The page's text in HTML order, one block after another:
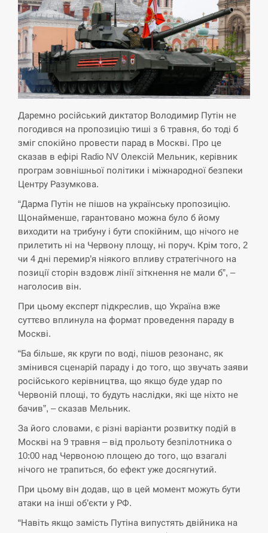
СЕРПЕНЬ
14:53
Экс-послу в США Стефанишиной вручили новое
подозрение и избирают меру…
СЕРПЕНЬ
14:40
У Росії розгортається ракетний підрозділ КНДР –
Reuters
СЕРПЕНЬ
14:23
Поставки ракет для ПВО сократились втрое,
СЕРПЕНЬ
14:10
У Румунії затоплять чотири баржі для
збільшення потоку води до…
СЕРПЕНЬ
13:53
В Москве пожаловались на “кратный рост” атак
дронов Украины
СЕРПЕНЬ
13:40
Біля українського літака в аеропорту Лейпцига
виявили дрон, ймовірно, з…
СЕРПЕНЬ
13:23
“Они должны быть уничтожены”: в МИДе
ответили, как отреагируют на…
СЕРПЕНЬ
13:10
Тайвань проводить найбільші військові
Даремно російський диктатор Володимир Путін не
погодився на пропозицію тиші з 6 травня, бо тоді б
зміг спокійно провести парад в Москві. Про це
сказав в ефірі Radio NV Олексій Мельник, керівник
програм зовнішньої політики і міжнародної безпеки
Центру Разумкова.
“Дарма Путін не пішов на українську пропозицію.
Щонайменше, гарантовано можна було б йому
виходити на трибуну і бути спокійним, що нічого не
прилетить ні на Червону площу, ні поруч. Крім того, 2
чи 4 дні перемир’я ніякого впливу стратегічного на
позиції сторін вздовж лінії зіткнення не мали б”, –
наголосив він.
При цьому експерт підкреслив, що Україна вже
суттєво вплинула на формат проведення параду в
Москві.
“Ба більше, як круги по воді, пішов резонанс, як
змінився сценарій параду і до того, що звучать заяви
російського керівництва, що якщо буде удар по
Червоній площі, то будуть наслідки, які ще ніхто не
бачив”, – сказав Мельник.
За його словами, є різні варіанти розвитку подій в
Москві на 9 травня – від прольоту безпілотника о
10:00 над Червоною площею до того, що взагалі
нічого не трапиться, бо ефект уже досягнутий.
При цьому він додав, що в цей момент можуть бути
атаки на інші об’єкти у РФ.
“Навіть якщо замість Путіна випустять двійника на